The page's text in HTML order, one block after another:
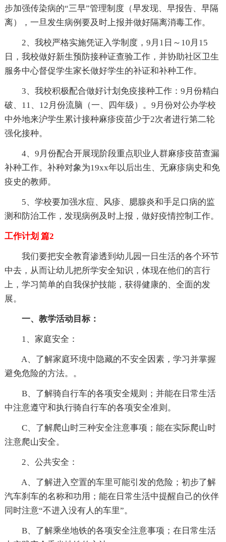
步加强传染病的“三早”管理制度（早发现、早报告、早隔
离），一旦发生病例要及时上报并做好隔离消毒工作。
2、我校严格实施凭证入学制度，9月1日～10月15
日，我校做好新生预防接种证查验工作，并协助社区卫生
服务中心督促学生家长做好学生的补证和补种工作。
3、我校积极配合做好计划免疫接种工作：9月份精白
破、11、12月份流脑（一、四年级）。9月份对公办学校
中外地来沪学生累计接种麻疹疫苗少于2次者进行第二轮
强化接种。
4、9月份配合开展现阶段重点职业人群麻疹疫苗查漏
补种工作。补种对象为19xx年以后出生、无麻疹病史和免
疫史的教师。
5、学校要加强水痘、风疹、腮腺炎和手足口病的监
测和防治工作，发现病例及时上报，做好疫情控制工作。
工作计划 篇2
我们要把安全教育渗透到幼儿园一日生活的各个环节
中去，从而让幼儿把所学安全知识，体现在他们的言行
上，学习简单的自我保护技能，获得健康的、全面的发
展。
一、教学活动目标：
1、家庭安全：
A、了解家庭环境中隐藏的不安全因素，学习并掌握
避免危险的方法。。
B、了解骑自行车的各项安全规则；并能在日常生活
中注意遵守和执行骑自行车的各项安全准则。
C、了解爬山时三种安全注意事项；能在实际爬山时
注意爬山安全。
2、公共安全：
A、了解进入空置的车里可能引发的危险；初步了解
汽车刹车的名称和功用；能在日常生活中提醒自己的伙伴
同时注意“不进入没有人的车里”。
B、了解乘坐地铁的各项安全注意事项；在日常生活